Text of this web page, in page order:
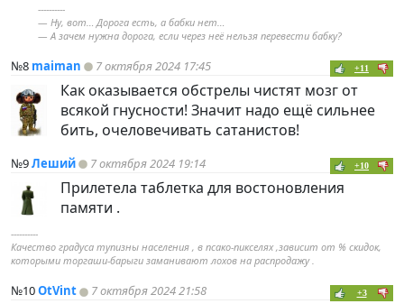
----------
— Ну, вот… Дорога есть, а бабки нет…
— А зачем нужна дорога, если через неё нельзя перевести бабку?
№8 maiman 7 октября 2024 17:45 +11
Как оказывается обстрелы чистят мозг от
всякой гнусности! Значит надо ещё сильнее
бить, очеловечивать сатанистов!
№9Леший 7 октября 2024 19:14 +10
Прилетела таблетка для востоновления
памяти .
----------
Качество градуса тупизны населения , в псако-пикселях ,зависит от % скидок,
которыми торгаши-барыги заманивают лохов на распродажу .
№10OtVint 7 октября 2024 21:58 +3